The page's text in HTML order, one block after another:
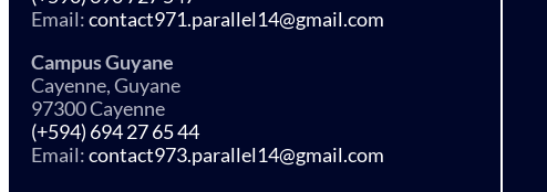
Email:contact971.parallel14@gmail.com
Campus Guyane
Cayenne, Guyane
97300 Cayenne
(+594) 694 27 65 44
Email:contact973.parallel14@gmail.com